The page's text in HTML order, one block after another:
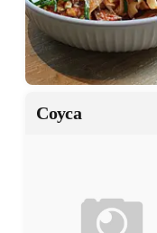
Соуса